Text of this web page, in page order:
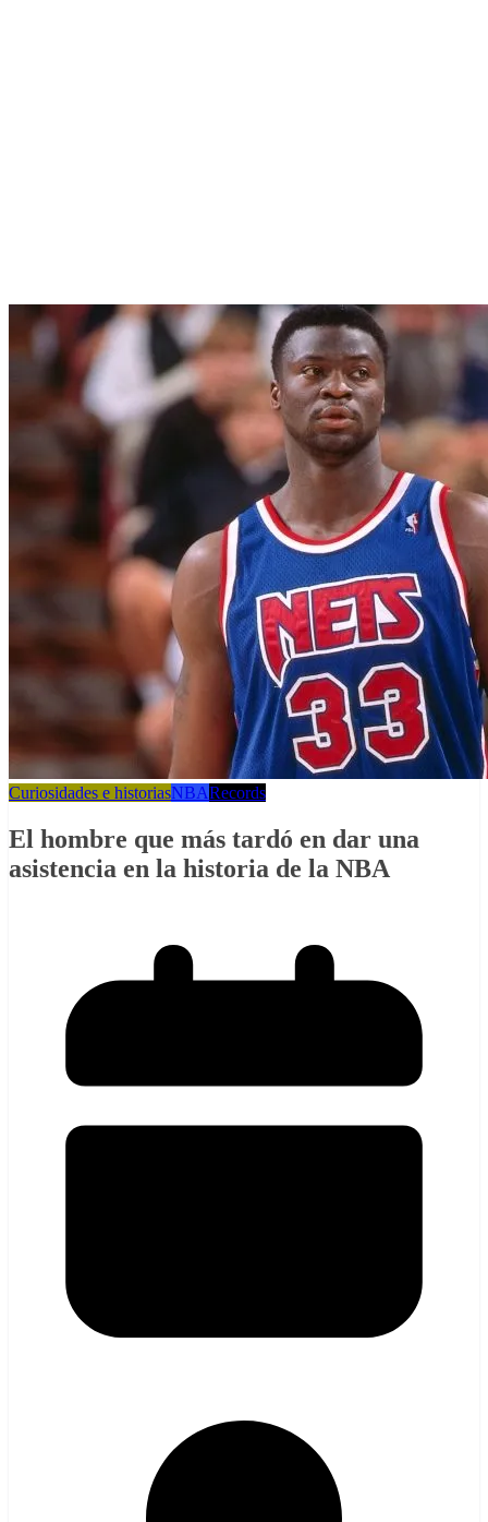
Curiosidades e historiasNBARecords
El hombre que más tardó en dar una
asistencia en la historia de la NBA